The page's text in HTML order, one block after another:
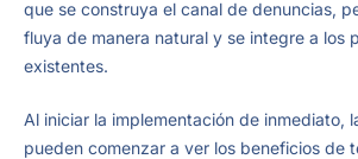
que se construya el canal de denuncias,
fluya de manera natural y se integre a los
existentes.
Al iniciar la implementación de inmediato,
pueden comenzar a ver los beneficios de